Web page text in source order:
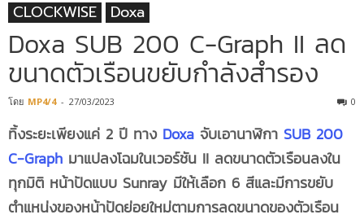
CLOCKWISE Doxa
Doxa SUB 200 C-Graph II ลด
ขนาดตัวเรือนขยับกำลังสำรอง
โดย MP4/4 - 27/03/2023 0
ทิ้งระยะเพียงแค่ 2 ปี ทาง Doxa จับเอานาฬิกา SUB 200
C-Graph มาแปลงโฉมในเวอร์ชัน II ลดขนาดตัวเรือนลงใน
ทุกมิติ หน้าปัดแบบ Sunray มีให้เลือก 6 สีและมีการขยับ
ตำแหน่งของหน้าปัดย่อยใหม่ตามการลดขนาดของตัวเรือน